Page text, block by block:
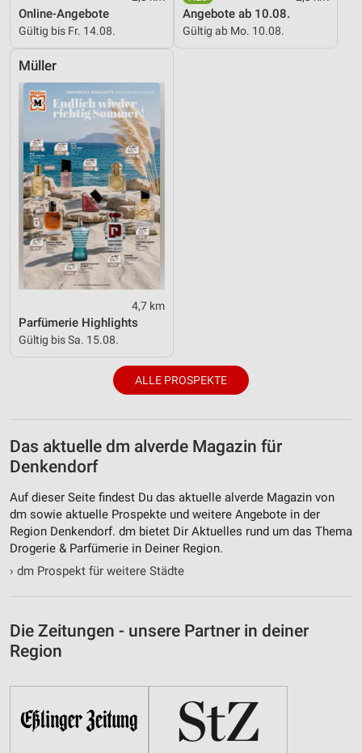
Online-Angebote
Gültig bis Fr. 14.08.
Angebote ab 10.08.
Gültig ab Mo. 10.08.
Müller
4,7 km
Parfümerie Highlights
Gültig bis Sa. 15.08.
ALLE PROSPEKTE
Das aktuelle dm alverde Magazin für
Denkendorf
Auf dieser Seite findest Du das aktuelle alverde Magazin von
dm sowie aktuelle Prospekte und weitere Angebote in der
Region Denkendorf. dm bietet Dir Aktuelles rund um das Thema
Drogerie & Parfümerie in Deiner Region.
› dm Prospekt für weitere Städte
Die Zeitungen - unsere Partner in deiner
Region
Entwicklung und Verbesserung der Angebote
Inhalten
IAB-Besonderheiten:
Verwendung genauer Standortdaten
Geräte anhand von aktiv angeforderten
Informationen identifizieren
Nicht-IAB-Verarbeitungszwecke:
Notwendig
Performance
Funktional
Werbung